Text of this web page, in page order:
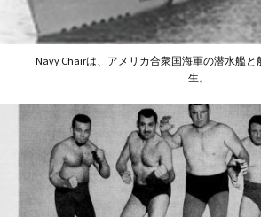
Navy Chairは、アメリカ合衆国海軍の潜水艦
生。